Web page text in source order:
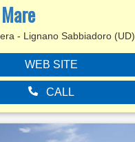
- Lignano Sabbiadoro (UD)
WEB SITE
CALL